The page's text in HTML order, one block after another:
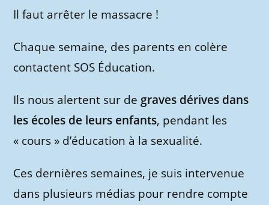
Il faut arrêter le massacre !
Chaque semaine, des parents en colère
contactent SOS Éducation.
Ils nous alertent sur de graves dérives dans
les écoles de leurs enfants, pendant les
« cours » d’éducation à la sexualité.
Ces dernières semaines, je suis intervenue
dans plusieurs médias pour rendre compte